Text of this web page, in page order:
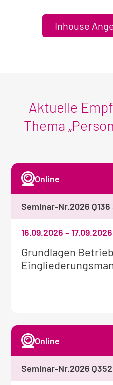
Inhouse
Aktuelle
Thema
Weitere
Informationen
Grundlagen
16.09.2026–17.09.2026
Online
Seminar-Nr.2026 Q136
Online
Seminar-Nr.2026